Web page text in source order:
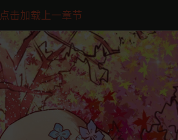
点击加载上一章节